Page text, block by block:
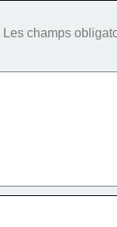
Les champs